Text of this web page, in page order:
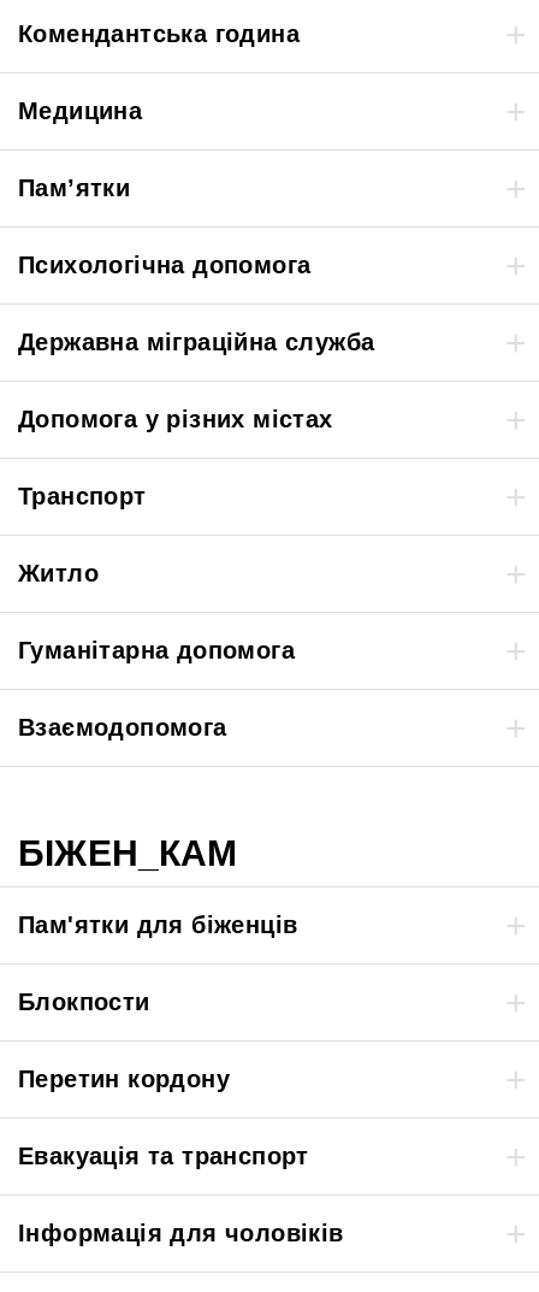
Комендантська година
Медицина
Пам’ятки
Психологічна допомога
Державна міграційна служба
Допомога у різних містах
Транспорт
Житло
Гуманітарна допомога
Взаємодопомога
БІЖЕН_КАМ
Пам'ятки для біженців
Блокпости
Перетин кордону
Евакуація та транспорт
Інформація для чоловіків